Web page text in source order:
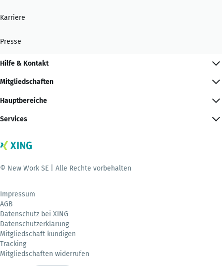
Karriere
Presse
Hilfe & Kontakt
Mitgliedschaften
Hauptbereiche
Services
© New Work SE | Alle Rechte vorbehalten
Impressum
AGB
Datenschutz bei XING
Datenschutzerklärung
Mitgliedschaft kündigen
Tracking
Mitgliedschaften widerrufen